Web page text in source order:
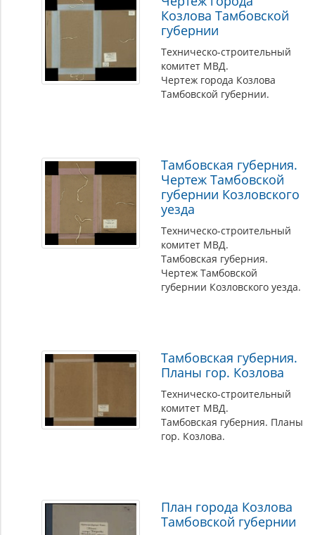
Козлова Тамбовской
губернии
Техническо-строительный
комитет МВД.
Чертеж города Козлова
Тамбовской губернии.
Тамбовская губерния.
Чертеж Тамбовской
губернии Козловского
уезда
Техническо-строительный
комитет МВД.
Тамбовская губерния.
Чертеж Тамбовской
губернии Козловского уезда.
Тамбовская губерния.
Планы гор. Козлова
Техническо-строительный
комитет МВД.
Тамбовская губерния. Планы
гор. Козлова.
План города Козлова
Тамбовской губернии